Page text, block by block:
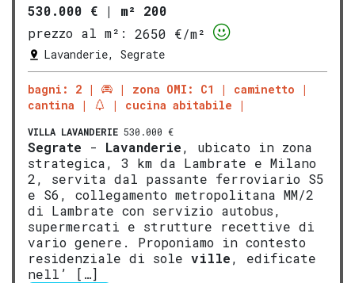
530.000 € | m² 200
prezzo al m²:
2650 €/m²
Lavanderie, Segrate
bagni: 2 zona OMI: C1
caminetto
cantina
cucina abitabile
VILLA LAVANDERIE 530.000 €
Segrate - Lavanderie, ubicato in zona
strategica, 3 km da Lambrate e Milano
2, servita dal passante ferroviario S5
e S6, collegamento metropolitana MM/2
di Lambrate con servizio autobus,
supermercati e strutture recettive di
vario genere. Proponiamo in contesto
residenziale di sole ville, edificate
nell’ […]